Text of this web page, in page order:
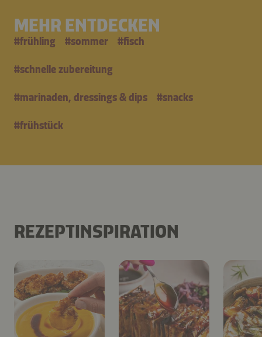
MEHR ENTDECKEN
#frühling #sommer #fisch
#schnelle zubereitung
#marinaden, dressings & dips #snacks
#frühstück
REZEPTINSPIRATION